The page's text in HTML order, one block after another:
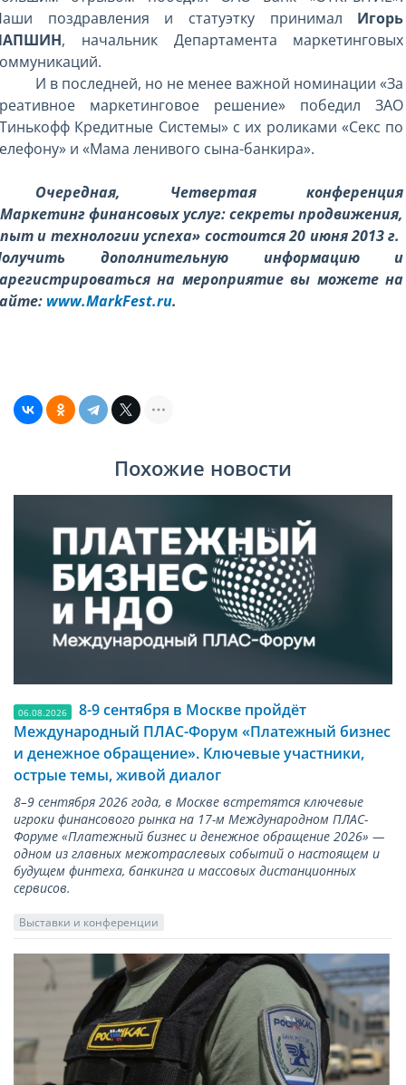
поздравления и статуэтку принимал Игорь
, начальник Департамента маркетинговых
И в последней, но не менее важной номинации «За
маркетинговое решение» победил ЗАО
Кредитные Системы» с их роликами «Секс по
и «Мама ленивого сына-банкира».
Очередная, Четвертая конференция
финансовых услуг: секреты продвижения,
и технологии успеха» состоится 20 июня 2013 г.
дополнительную информацию и
на мероприятие вы можете на
www.MarkFest.ru.
Похожие новости
06.08.2026
8-9 сентября в Москве пройдёт
Международный ПЛАС-Форум «Платежный бизнес
и денежное обращение». Ключевые участники,
острые темы, живой диалог
8–9 сентября 2026 года, в Москве встретятся ключевые
игроки финансового рынка на 17-м Международном ПЛАС-
Форуме «Платежный бизнес и денежное обращение 2026» —
одном из главных межотраслевых событий о настоящем и
будущем финтеха, банкинга и массовых дистанционных
сервисов.
Выставки и конференции